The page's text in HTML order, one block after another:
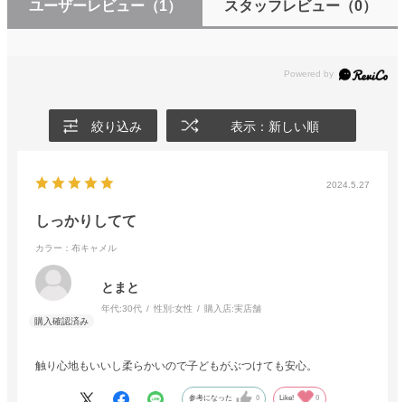
ユーザーレビュー （1） スタッフレビュー（0）
絞り込み 表示：新しい順
2024.5.27
しっかりしてて
カラー：布キャメル
とまと
年代:30代 性別:女性 購入店:実店舗
触り心地もいいし柔らかいので子どもがぶつけても安心。
参考になった 0 Like! 0